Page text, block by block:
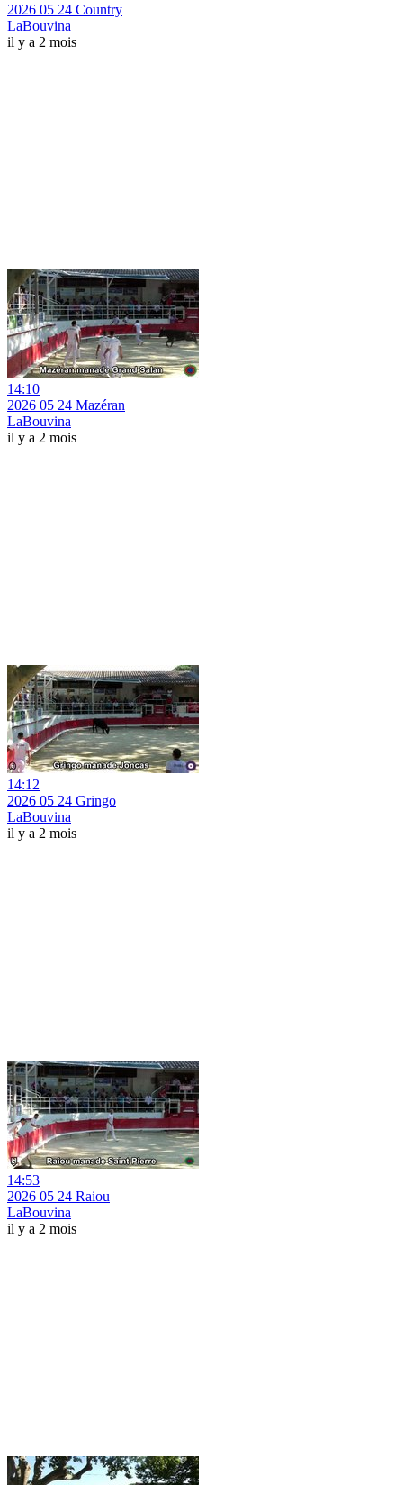
2026 05 24 Country
LaBouvina
il y a 2 mois
14:10
2026 05 24 Mazéran
LaBouvina
il y a 2 mois
14:12
2026 05 24 Gringo
LaBouvina
il y a 2 mois
14:53
2026 05 24 Raiou
LaBouvina
il y a 2 mois